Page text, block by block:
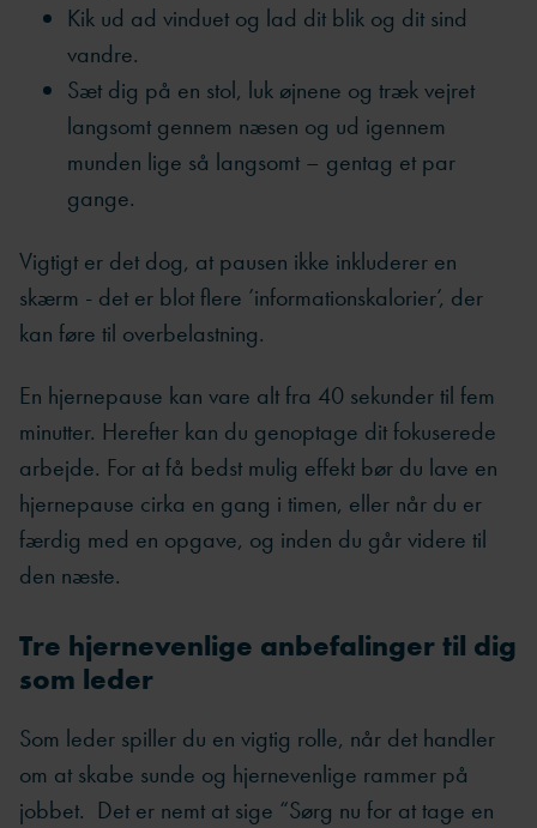
Kik ud ad vinduet og lad dit blik og dit sind
vandre.
Sæt dig på en stol, luk øjnene og træk vejret
langsomt gennem næsen og ud igennem
munden lige så langsomt – gentag et par
gange.
Vigtigt er det dog, at pausen ikke inkluderer en
skærm - det er blot flere ’informationskalorier’, der
kan føre til overbelastning.
En hjernepause kan vare alt fra 40 sekunder til fem
minutter. Herefter kan du genoptage dit fokuserede
arbejde. For at få bedst mulig effekt bør du lave en
hjernepause cirka en gang i timen, eller når du er
færdig med en opgave, og inden du går videre til
den næste.
Tre hjernevenlige anbefalinger til dig
som leder
Som leder spiller du en vigtig rolle, når det handler
om at skabe sunde og hjernevenlige rammer på
jobbet. Det er nemt at sige “Sørg nu for at tage en